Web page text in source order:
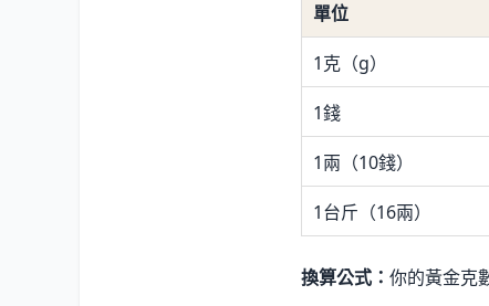
單位
1克（g）
1錢
1兩（10錢）
1台斤（16兩）
換算公式： 你的黃金克